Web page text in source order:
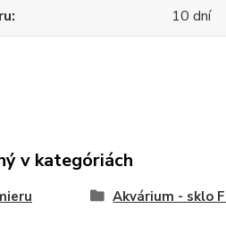
10 dní
v kategóriách
Akvárium - sklo